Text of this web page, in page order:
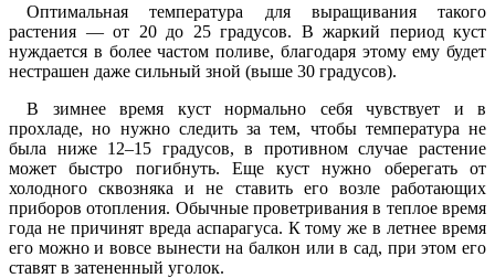
Оптимальная температура для выращивания такого
растения — от 20 до 25 градусов. В жаркий период куст
нуждается в более частом поливе, благодаря этому ему будет
нестрашен даже сильный зной (выше 30 градусов).
В зимнее время куст нормально себя чувствует и в
прохладе, но нужно следить за тем, чтобы температура не
была ниже 12–15 градусов, в противном случае растение
может быстро погибнуть. Еще куст нужно оберегать от
холодного сквозняка и не ставить его возле работающих
приборов отопления. Обычные проветривания в теплое время
года не причинят вреда аспарагуса. К тому же в летнее время
его можно и вовсе вынести на балкон или в сад, при этом его
ставят в затененный уголок.